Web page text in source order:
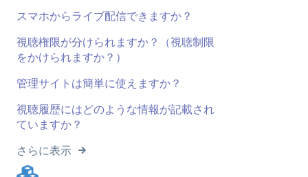
スマホからライブ配信できますか？
視聴権限が分けられますか？（視聴制限
をかけられますか？）
管理サイトは簡単に使えますか？
視聴履歴にはどのような情報が記載され
ていますか？
さらに表示